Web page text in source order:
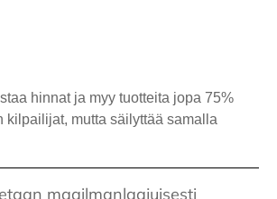
hinnat ja myy tuotteita jopa 75%
kilpailijat, mutta säilyttää samalla
maailmanlaajuisesti